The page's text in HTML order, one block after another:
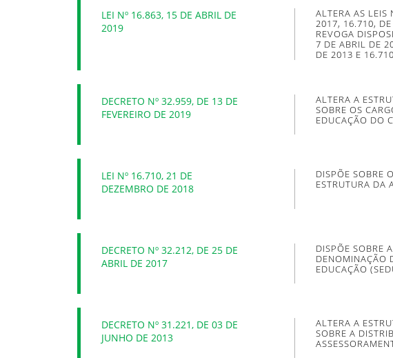
LEI Nº 16.863, 15 DE ABRIL DE
2019
ALTERA AS
2017, 16.710, DE
REVOGA
7 DE ABRIL DE
DE 2013 E
DECRETO Nº 32.959, DE 13 DE
FEVEREIRO DE 2019
ALTERA A
SOBRE OS
EDUCAÇÃO DO
LEI Nº 16.710, 21 DE
DEZEMBRO DE 2018
DISPÕE SOBRE
ESTRUTURA DA
DECRETO Nº 32.212, DE 25 DE
ABRIL DE 2017
DISPÕE SOBRE
DENOMINAÇÃO
EDUCAÇÃO
DECRETO Nº 31.221, DE 03 DE
JUNHO DE 2013
ALTERA A
SOBRE A